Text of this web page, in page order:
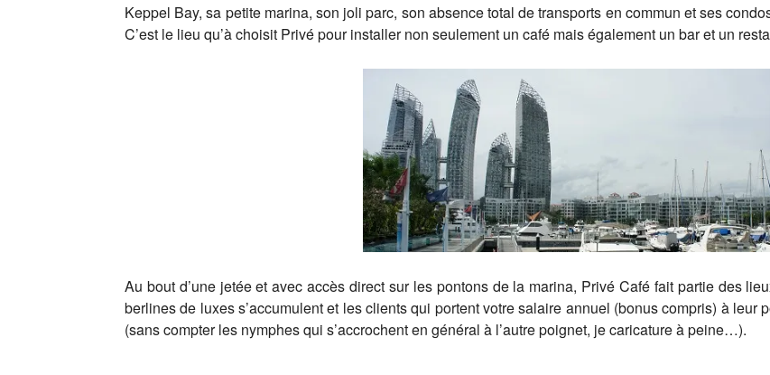
Keppel Bay, sa petite marina, son joli parc, son absence total de transports en commun et ses
C’est le lieu qu’à choisit Privé pour installer non seulement un café mais également un bar et un
Au bout d’une jetée et avec accès direct sur les pontons de la marina, Privé Café fait partie des
berlines de luxes s’accumulent et les clients qui portent votre salaire annuel (bonus compris) à leur
(sans compter les nymphes qui s’accrochent en général à l’autre poignet, je caricature à peine…).